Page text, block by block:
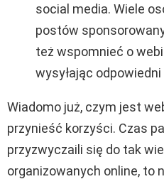
social media. Wiele
postów
też wspomnieć o
wysyłając
Wiadomo już, czym jest
przynieść korzyści. Czas
przyzwyczaili się do tak
organizowanych online, to